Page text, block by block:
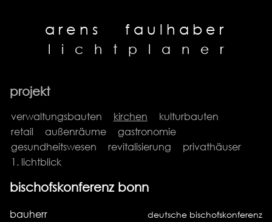
arens faulhaber
l i c h t p l a n e r
projekt
verwaltungsbauten kirchen
kulturbauten
retail
außenräume
gastronomie
gesundheitswesen
revitalisierung
privathäuser
1. lichtblick
bischofskonferenz bonn
bauherr deutsche bischofskonferenz